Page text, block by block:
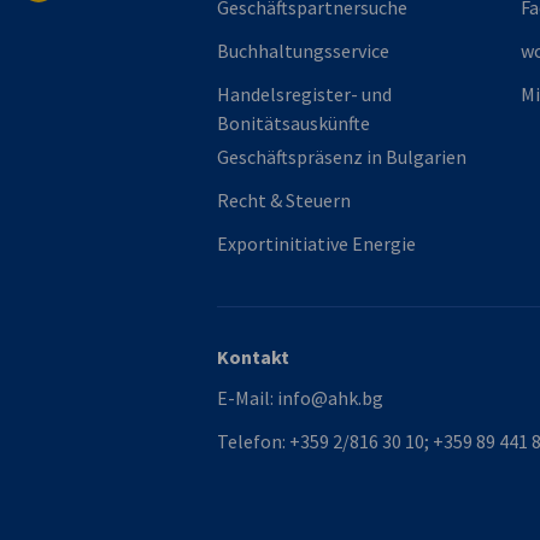
Geschäftspartnersuche
Buchhaltungsservice
Handelsregister- und
Bonitätsauskünfte
Geschäftspräsenz in Bulgarien
Recht & Steuern
Exportinitiative Energie
Kontakt
E-Mail: info@ahk.bg
Telefon: +359 2/816 30 10; +359 89 441